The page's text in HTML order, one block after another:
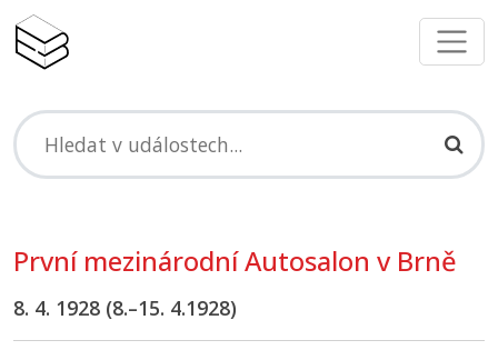
První mezinárodní Autosalon v Brně
8. 4. 1928 (8.–15. 4.1928)